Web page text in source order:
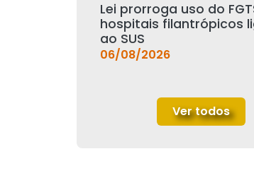
Lei prorroga uso do
hospitais filantrópicos
ao SUS
06/08/2026
Ver todos